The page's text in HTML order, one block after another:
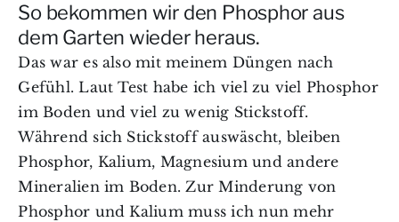
So bekommen wir den Phosphor aus
dem Garten wieder heraus.
Das war es also mit meinem Düngen nach
Gefühl. Laut Test habe ich viel zu viel Phosphor
im Boden und viel zu wenig Stickstoff.
Während sich Stickstoff auswäscht, bleiben
Phosphor, Kalium, Magnesium und andere
Mineralien im Boden. Zur Minderung von
Phosphor und Kalium muss ich nun mehr